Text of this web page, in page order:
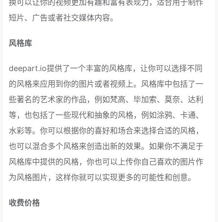
短片、广告或者社交媒体内容。
风格库
deepart.io提供了一个丰富的风格库，让你可以选择不同
的风格来应用到你的图片或者视频上。风格库中包括了一
些著名的艺术家的作品，例如梵高、毕加索、莫奈、达利
等，也包括了一些现代和抽象的风格，例如涂鸦、卡通、
水彩等。你可以根据你的喜好和场合来选择合适的风格，
也可以混合多个风格来创造出新的效果。如果你不满足于
风格库中提供的风格，你也可以上传你自己喜欢的图片作
为风格图片，这样你就可以实现更多的可能性和创意。
收费价格